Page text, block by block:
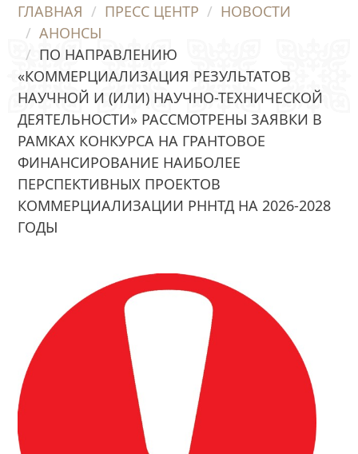
ГЛАВНАЯ ПРЕСС ЦЕНТР
НОВОСТИ
АНОНСЫ
ПО НАПРАВЛЕНИЮ
«КОММЕРЦИАЛИЗАЦИЯ РЕЗУЛЬТАТОВ
НАУЧНОЙ И (ИЛИ) НАУЧНО-ТЕХНИЧЕСКОЙ
ДЕЯТЕЛЬНОСТИ» РАССМОТРЕНЫ ЗАЯВКИ В
РАМКАХ КОНКУРСА НА ГРАНТОВОЕ
ФИНАНСИРОВАНИЕ НАИБОЛЕЕ
ПЕРСПЕКТИВНЫХ ПРОЕКТОВ
КОММЕРЦИАЛИЗАЦИИ РННТД НА 2026-2028
ГОДЫ